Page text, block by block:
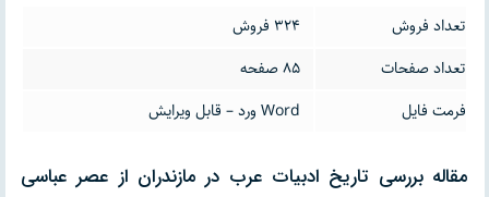
تعداد فروش
324 فروش
تعداد صفحات
85 صفحه
فرمت فایل
Word ورد – قابل ویرایش
مقاله بررسی تاريخ ادبيات عرب در مازندران از عصر عباسی